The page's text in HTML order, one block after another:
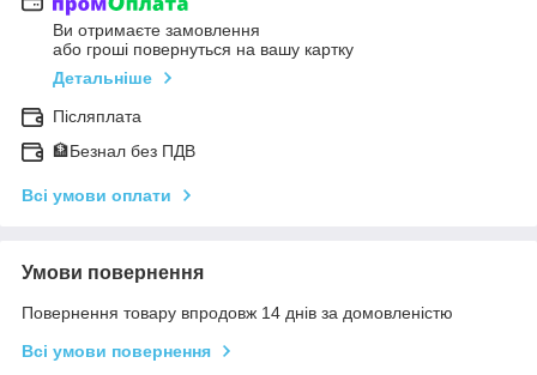
Ви отримаєте замовлення
або гроші повернуться на вашу картку
Детальніше
Післяплата
🏦Безнал без ПДВ
Всі умови оплати
Умови повернення
Повернення товару впродовж 14 днів за домовленістю
Всі умови повернення